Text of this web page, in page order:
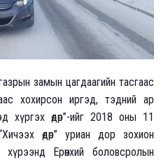
замын цагдаагийн тасгаас
хохирсон иргэд, тэдний ар
хүргэх өдөр”-ийг 2018 оны 11
өдөр” уриан дор зохион
Eрөнхий боловсролын